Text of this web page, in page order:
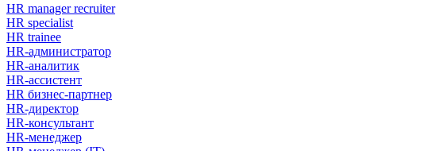
HR manager recruiter
HR specialist
HR trainee
HR-администратор
HR-аналитик
HR-ассистент
HR бизнес-партнер
HR-директор
HR-консультант
HR-менеджер